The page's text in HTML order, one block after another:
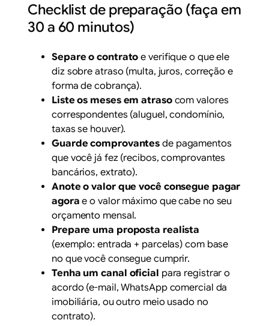
Checklist de preparação (faça em
30 a 60 minutos)
Separe o contrato e verifique o que ele
diz sobre atraso (multa, juros, correção e
forma de cobrança).
Liste os meses em atrasocom valores
correspondentes (aluguel, condomínio,
taxas se houver).
Guarde comprovantes de pagamentos
que você já fez (recibos, comprovantes
bancários, extrato).
Anote o valor que você consegue pagar
agora e o valor máximo que cabe no seu
orçamento mensal.
Prepare uma proposta realista
(exemplo: entrada + parcelas) com base
no que você consegue cumprir.
Tenha um canal oficial para registrar o
acordo (e-mail, WhatsApp comercial da
imobiliária, ou outro meio usado no
contrato).